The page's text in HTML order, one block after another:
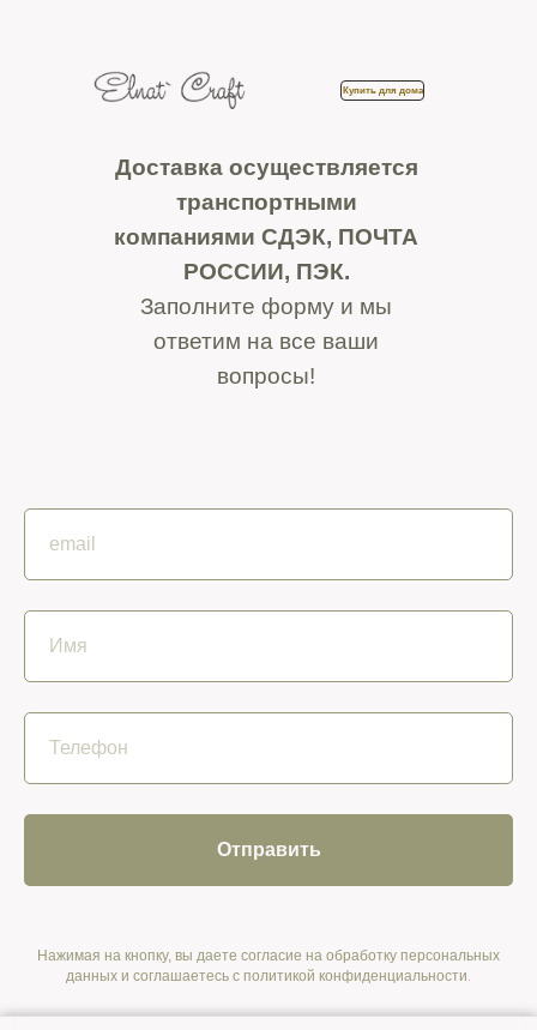
Доставка осуществляется
транспортными
компаниями СДЭК, ПОЧТА
РОССИИ, ПЭК.
Заполните форму и мы
ответим на все ваши
вопросы!
Купить для дома
Отправить
Нажимая на кнопку, вы даете согласие на обработку персональных
данных и соглашаетесь c политикой конфиденциальности.